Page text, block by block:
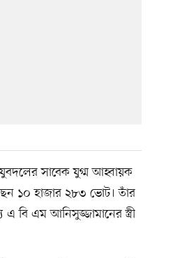
সাবেক যুগ্ম আহ্বায়ক
১০ হাজার ২৮৩ ভোট। তাঁর
এ বি এম আনিসুজ্জামানের স্ত্রী